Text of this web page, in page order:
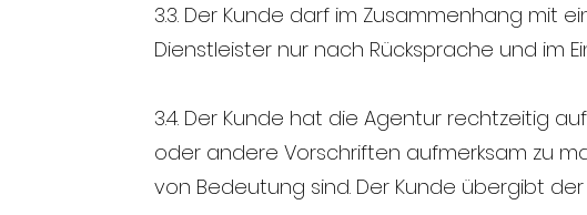
3.3. Der Kunde darf im Zusammenhang
Dienstleister nur nach Rücksprache und im
3.4. Der Kunde hat die Agentur rechtzeitig
oder andere Vorschriften aufmerksam zu
von Bedeutung sind. Der Kunde übergibt